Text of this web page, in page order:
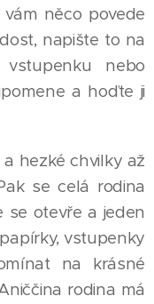
něco povede
napište to na
nebo
a hoďte ji
hezké chvilky až
se celá rodina
se otevře a jeden
vstupenky
na krásné
rodina má